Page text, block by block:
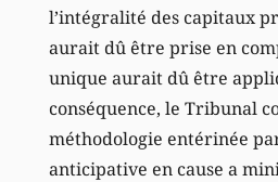
l’intégralité des capitaux
aurait dû être prise en
unique aurait dû être
conséquence, le Tribunal
méthodologie entérinée
anticipative en cause a